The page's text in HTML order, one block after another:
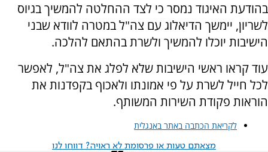
בהודעת האיגוד נמסר כי לצד ההחלטה להמשיך בגיוס
לשריון, יימשך הדיאלוג עם צה"ל במטרה לוודא שבני
הישיבות יוכלו להמשיך ולשרת בהתאם להלכה.
עוד קראו ראשי הישיבות שלא לפלג את צה"ל, לאפשר
לכל חייל לשרת על פי אמונתו ולאכוף בקפדנות את
הוראות פקודת השירות המשותף.
לקריאת הכתבה באתר באנגלית
מצאתם טעות או פרסומת לא ראויה? דווחו לנו